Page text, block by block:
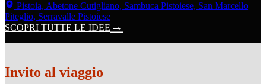
Pistoia, Abetone Cutigliano, Sambuca Pistoiese, San Marcello
Piteglio, Serravalle Pistoiese
SCOPRI TUTTE LE IDEE
Invito al viaggio